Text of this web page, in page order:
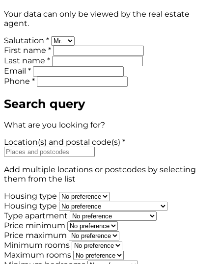
Your data can only be viewed by the real estate
agent.
Salutation *
First name *
Last name *
Email *
Phone *
Search query
What are you looking for?
Location(s) and postal code(s) *
Add multiple locations or postcodes by selecting
them from the list
Housing type
Housing type
Type apartment
Price minimum
Price maximum
Minimum rooms
Maximum rooms